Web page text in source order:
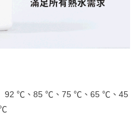
92 ℃、85 ℃、75 ℃、65 ℃、45